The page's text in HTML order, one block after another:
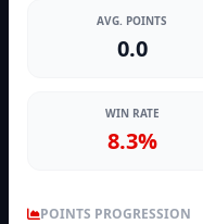
AVG. POINTS
0.0
WIN RATE
8.3%
POINTS PROGRESSION